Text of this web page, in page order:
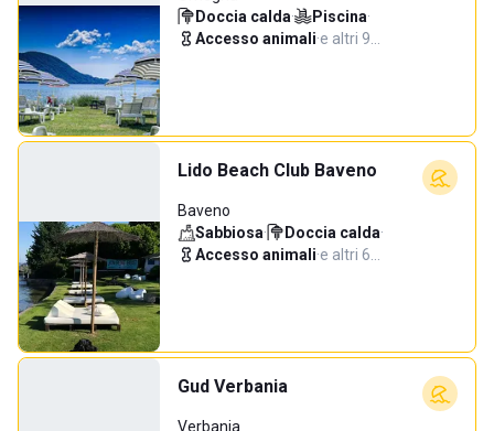
Doccia calda· Piscina·
Accesso animali·e altri 9…
Lido Beach Club Baveno
Baveno
Sabbiosa· Doccia calda·
Accesso animali·e altri 6…
Gud Verbania
Verbania